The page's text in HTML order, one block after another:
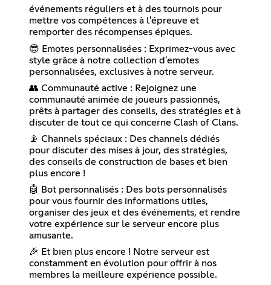
événements réguliers et à des tournois pour
mettre vos compétences à l'épreuve et
remporter des récompenses épiques.
😎 Emotes personnalisées : Exprimez-vous avec
style grâce à notre collection d'emotes
personnalisées, exclusives à notre serveur.
👥 Communauté active : Rejoignez une
communauté animée de joueurs passionnés,
prêts à partager des conseils, des stratégies et à
discuter de tout ce qui concerne Clash of Clans.
📡 Channels spéciaux : Des channels dédiés
pour discuter des mises à jour, des stratégies,
des conseils de construction de bases et bien
plus encore !
🤖 Bot personnalisés : Des bots personnalisés
pour vous fournir des informations utiles,
organiser des jeux et des événements, et rendre
votre expérience sur le serveur encore plus
amusante.
🎉 Et bien plus encore ! Notre serveur est
constamment en évolution pour offrir à nos
membres la meilleure expérience possible.